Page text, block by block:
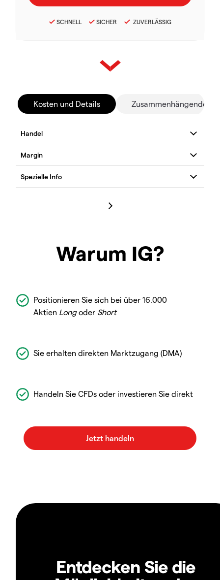
SCHNELL SICHER ZUVERLÄSSIG
Kosten und Details Zusammenhängende
Warum IG?
Positionieren Sie sich bei über 16.000
Aktien Longoder Short
Sie erhalten direkten Marktzugang (DMA)
Handeln Sie CFDs oder investieren Sie direkt
Entdecken Sie die